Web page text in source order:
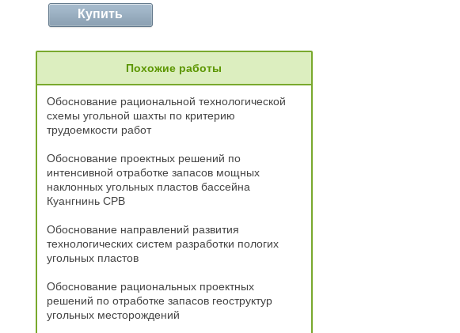
Купить
Похожие работы
Обоснование рациональной технологической
схемы угольной шахты по критерию
трудоемкости работ
Обоснование проектных решений по
интенсивной отработке запасов мощных
наклонных угольных пластов бассейна
Куангнинь СРВ
Обоснование направлений развития
технологических систем разработки пологих
угольных пластов
Обоснование рациональных проектных
решений по отработке запасов геоструктур
угольных месторождений